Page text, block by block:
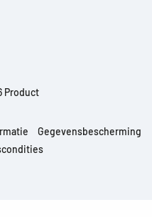
Product
Gegevensbescherming